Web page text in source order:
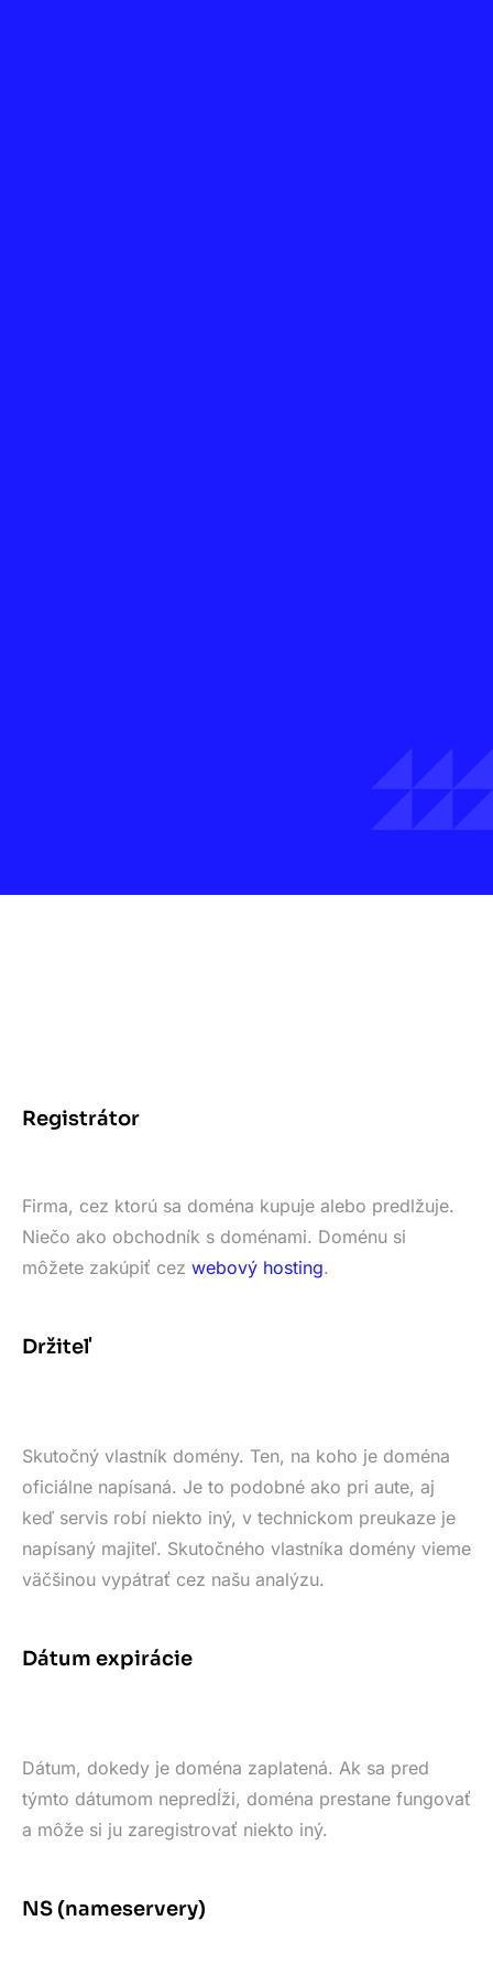
Registrátor
Firma, cez ktorú sa doména kupuje alebo predlžuje.
Niečo ako obchodník s doménami. Doménu si
môžete zakúpiť cez webový hosting.
Držiteľ
Skutočný vlastník domény. Ten, na koho je doména
oficiálne napísaná. Je to podobné ako pri aute, aj
keď servis robí niekto iný, v technickom preukaze je
napísaný majiteľ. Skutočného vlastníka domény vieme
väčšinou vypátrať cez našu analýzu.
Dátum expirácie
Dátum, dokedy je doména zaplatená. Ak sa pred
týmto dátumom nepredĺži, doména prestane fungovať
a môže si ju zaregistrovať niekto iný.
NS (nameservery)